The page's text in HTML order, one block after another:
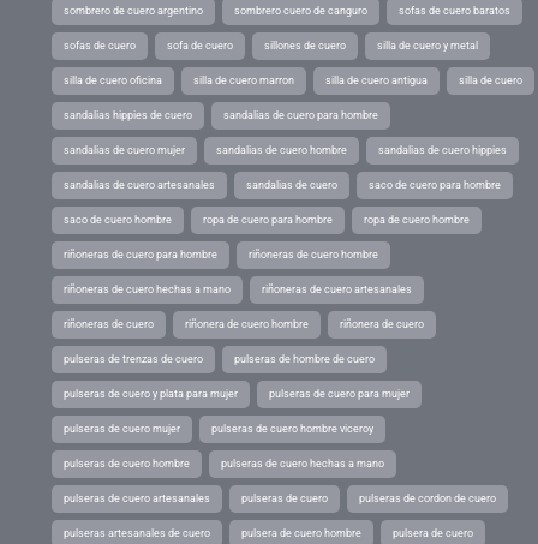
sombrero de cuero argentino sombrero cuero de canguro sofas de cuero baratos
sofas de cuero sofa de cuero sillones de cuero silla de cuero y metal
silla de cuero oficina silla de cuero marron silla de cuero antigua silla de cuero
sandalias hippies de cuero sandalias de cuero para hombre
sandalias de cuero mujer sandalias de cuero hombre sandalias de cuero hippies
sandalias de cuero artesanales sandalias de cuero saco de cuero para hombre
saco de cuero hombre ropa de cuero para hombre ropa de cuero hombre
riñoneras de cuero para hombre riñoneras de cuero hombre
riñoneras de cuero hechas a mano riñoneras de cuero artesanales
riñoneras de cuero riñonera de cuero hombre riñonera de cuero
pulseras de trenzas de cuero pulseras de hombre de cuero
pulseras de cuero y plata para mujer pulseras de cuero para mujer
pulseras de cuero mujer pulseras de cuero hombre viceroy
pulseras de cuero hombre pulseras de cuero hechas a mano
pulseras de cuero artesanales pulseras de cuero pulseras de cordon de cuero
pulseras artesanales de cuero pulsera de cuero hombre pulsera de cuero